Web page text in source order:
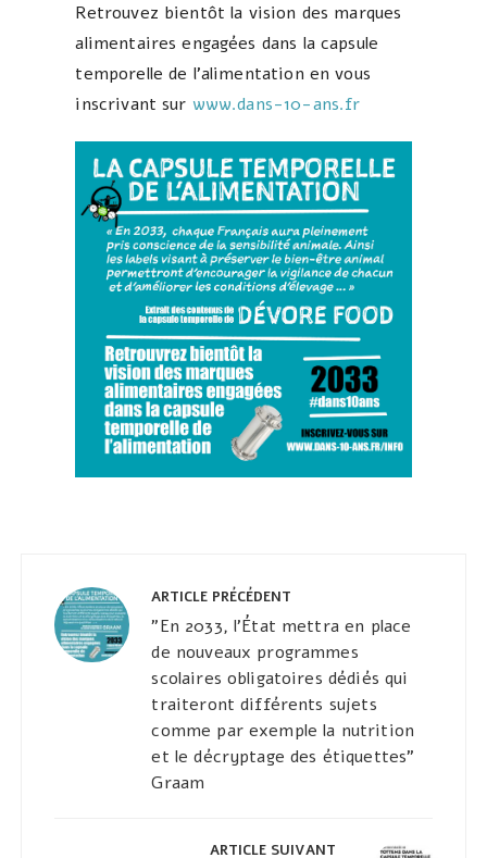
Retrouvez bientôt la vision des marques
alimentaires engagées dans la capsule
temporelle de l’alimentation en vous
inscrivant sur www.dans-10-ans.fr
l’article
ARTICLE PRÉCÉDENT
"En 2033, l'État mettra en place
de nouveaux programmes
scolaires obligatoires dédiés qui
traiteront différents sujets
comme par exemple la nutrition
et le décryptage des étiquettes"
Graam
ARTICLE SUIVANT